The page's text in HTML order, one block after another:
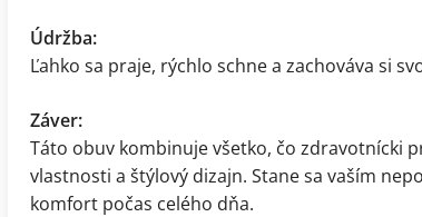
Údržba:
Ľahko sa praje, rýchlo schne a zachováva si
Záver:
Táto obuv kombinuje všetko, čo zdravotnícki
vlastnosti a štýlový dizajn. Stane sa vaším
komfort počas celého dňa.